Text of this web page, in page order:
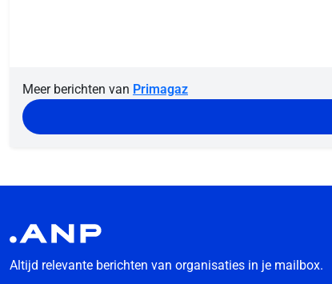
Meer berichten van Primagaz
Altijd relevante berichten van organisaties in je mailbox.